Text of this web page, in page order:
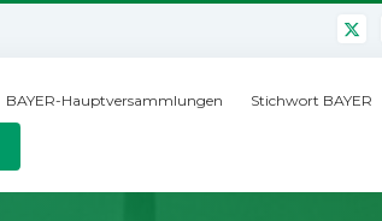
BAYER-Hauptversammlungen Stichwort BAYER